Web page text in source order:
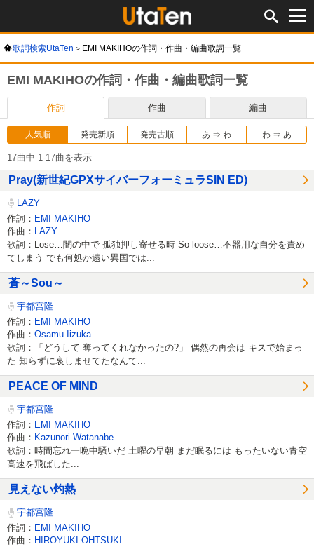
歌詞検索UtaTen EMI MAKIHOの作詞・作曲・編曲歌詞一覧
EMI MAKIHOの作詞・作曲・編曲歌詞一覧
作詞 作曲 編曲
人気順 発売新順 発売古順 あ ⇒ わ わ ⇒ あ
17曲中 1-17曲を表示
Pray(新世紀GPXサイバーフォーミュラSIN ED)
LAZY
作詞： EMI MAKIHO
作曲：
LAZY
歌詞：Lose…闇の中で 孤独押し寄せる時 So loose…不器用な自分を責め
てしまう でも何処か遠い異国では...
蒼～Sou～
宇都宮隆
作詞： EMI MAKIHO
作曲： Osamu Iizuka
歌詞：「どうして 奪ってくれなかったの?」 偶然の再会は キスで始まっ
た 知らずに哀しませてたなんて...
PEACE OF MIND
宇都宮隆
作詞： EMI MAKIHO
作曲： Kazunori Watanabe
歌詞：時間忘れ一晩中騒いだ 土曜の早朝 まだ眠るには もったいない青空
高速を飛ばした...
見えない灼熱
宇都宮隆
作詞： EMI MAKIHO
作曲： HIROYUKI OHTSUKI